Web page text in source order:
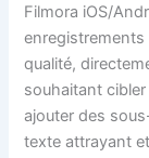
Filmora iOS/
enregistrements
qualité,
souhaitant
ajouter des
texte attrayant